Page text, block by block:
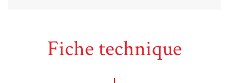
Fiche technique